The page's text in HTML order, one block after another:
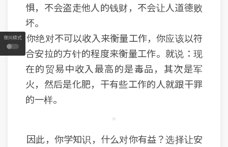
夜间模式
惧，不会盗走他人的钱财，不会让人道德败
坏。
你绝对不可以收入来衡量工作，你应该以符
合安拉的方针的程度来衡量工作。就说：现
在的贸易中收入最高的是毒品，其次是军
火，然后是化肥，干有些工作的人就跟干罪
的一样。
因此，你学知识，什么对你有益？选择让安